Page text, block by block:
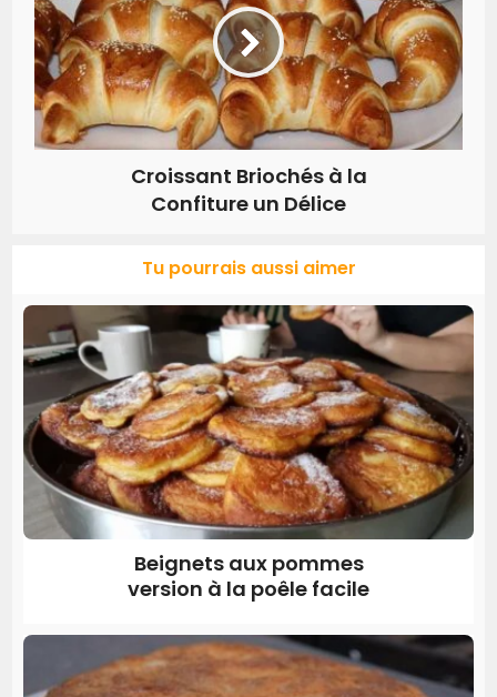
Croissant Briochés à la
Confiture un Délice
Tu pourrais aussi aimer
Beignets aux pommes
version à la poêle facile